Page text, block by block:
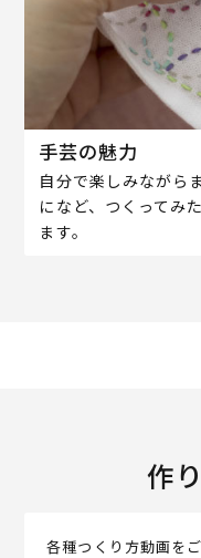
手芸の魅力
自分で楽しみながら
になど、つくってみ
ます。
作
各種つくり方動画を